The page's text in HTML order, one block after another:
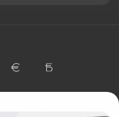
цветов в Москве